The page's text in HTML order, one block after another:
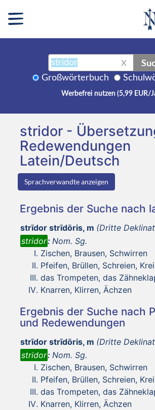
X
Großwörterbuch
Werbefrei nutzen (5,99 EUR/
stridor -
Redewendungen
Latein/Deutsch
Sprachverwandte anzeigen
Ergebnis der Suche nach
strīdor strīdōris, m (Dritte
stridor: Nom. Sg.
Zischen, Brausen, Schwirren
Pfeifen, Brüllen, Schreien,
das Trompeten, das
Knarren, Klirren, Ächzen
Ergebnis der Suche nach
und Redewendungen
strīdor strīdōris, m (Dritte
stridor: Nom. Sg.
Zischen, Brausen, Schwirren
Pfeifen, Brüllen, Schreien,
das Trompeten, das
Knarren, Klirren, Ächzen